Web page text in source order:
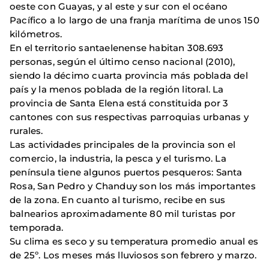
oeste con Guayas, y al este y sur con el océano
Pacífico a lo largo de una franja marítima de unos 150
kilómetros.
En el territorio santaelenense habitan 308.693
personas, según el último censo nacional (2010),
siendo la décimo cuarta provincia más poblada del
país y la menos poblada de la región litoral. La
provincia de Santa Elena está constituida por 3
cantones con sus respectivas parroquias urbanas y
rurales.
Las actividades principales de la provincia son el
comercio, la industria, la pesca y el turismo. La
península tiene algunos puertos pesqueros: Santa
Rosa, San Pedro y Chanduy son los más importantes
de la zona. En cuanto al turismo, recibe en sus
balnearios aproximadamente 80 mil turistas por
temporada.
Su clima es seco y su temperatura promedio anual es
de 25º. Los meses más lluviosos son febrero y marzo.